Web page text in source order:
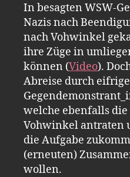
In besagten WSW-
Nazis nach
nach Vohwinkel
ihre Züge in
können (Video).
Abreise durch eifrige
welche ebenfalls die
Vohwinkel antraten
die Aufgabe
(erneuten)
wollen.